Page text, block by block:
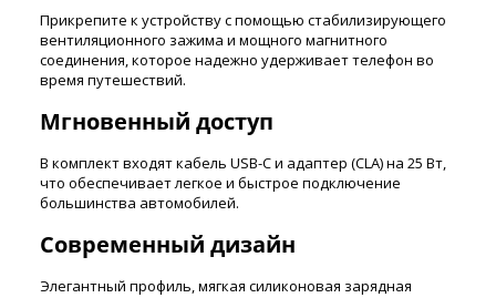
Прикрепите к устройству с помощью стабилизирующего
вентиляционного зажима и мощного магнитного
соединения, которое надежно удерживает телефон во
время путешествий.
Мгновенный доступ
В комплект входят кабель USB-C и адаптер (CLA) на 25 Вт,
что обеспечивает легкое и быстрое подключение
большинства автомобилей.
Современный дизайн
Элегантный профиль, мягкая силиконовая зарядная